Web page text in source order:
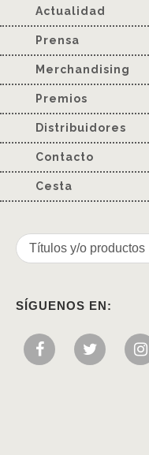
Actualidad
Prensa
Merchandising
Premios
Distribuidores
Contacto
Cesta
SÍGUENOS EN: